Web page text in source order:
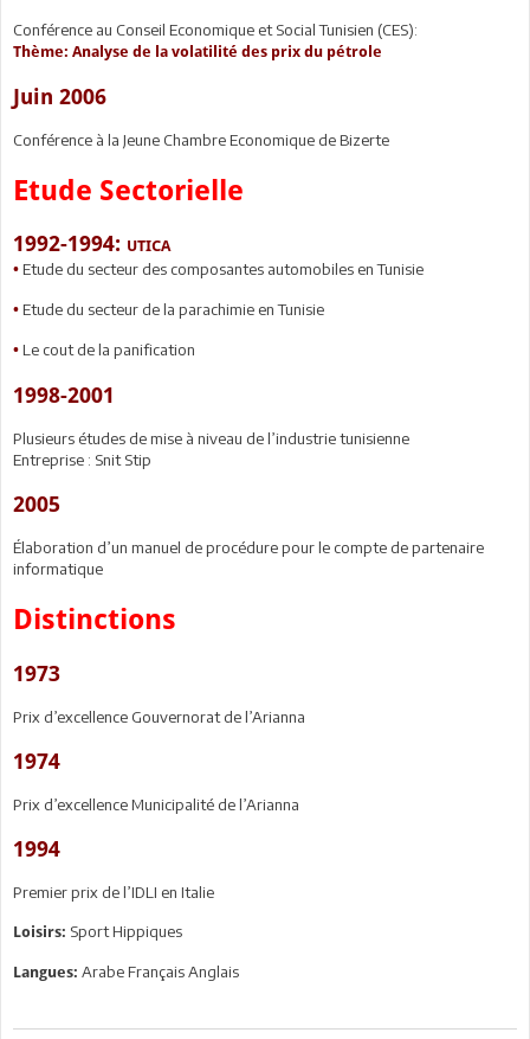
Conférence au Conseil Economique et Social Tunisien (CES):
Thème: Analyse de la volatilité des prix du pétrole
Juin 2006
Conférence à la Jeune Chambre Economique de Bizerte
Etude Sectorielle
1992-1994: UTICA
• Etude du secteur des composantes automobiles en Tunisie
• Etude du secteur de la parachimie en Tunisie
• Le cout de la panification
1998-2001
Plusieurs études de mise à niveau de l’industrie tunisienne
Entreprise : Snit Stip
2005
Élaboration d’un manuel de procédure pour le compte de partenaire
informatique
Distinctions
1973
Prix d’excellence Gouvernorat de l’Arianna
1974
Prix d’excellence Municipalité de l’Arianna
1994
Premier prix de l’IDLI en Italie
Loisirs: Sport Hippiques
Langues: Arabe Français Anglais